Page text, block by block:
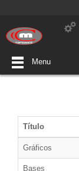
Menu
Título
Gráficos
Bases